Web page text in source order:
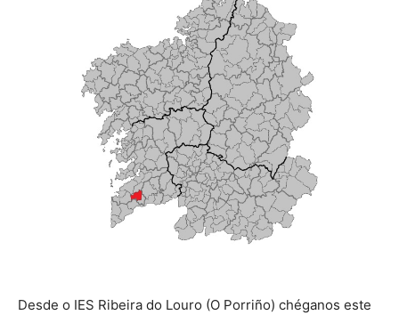
Desde o IES Ribeira do Louro (O Porriño) chéganos este